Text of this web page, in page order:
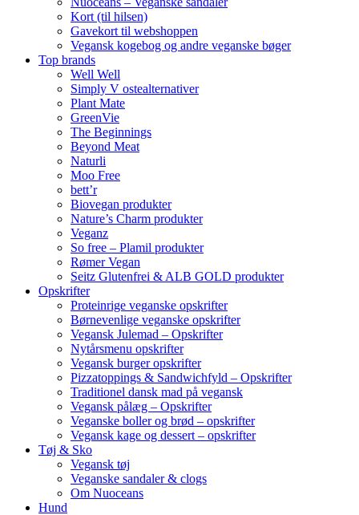
Kort (til hilsen)
Gavekort til webshoppen
Vegansk kogebog og andre veganske bøger
Top brands
Well Well
Simply V ostealternativer
Plant Mate
GreenVie
The Beginnings
Beyond Meat
Naturli
Moo Free
bett’r
Biovegan produkter
Nature’s Charm produkter
Veganz
So free – Plamil produkter
Rømer Vegan
Seitz Glutenfrei & ALB GOLD produkter
Opskrifter
Proteinrige veganske opskrifter
Børnevenlige veganske opskrifter
Vegansk Julemad – Opskrifter
Nytårsmenu opskrifter
Vegansk burger opskrifter
Pizzatoppings & Sandwichfyld – Opskrifter
Traditionel dansk mad på vegansk
Vegansk pålæg – Opskrifter
Veganske boller og brød – opskrifter
Vegansk kage og dessert – opskrifter
Tøj & Sko
Vegansk tøj
Veganske sandaler & clogs
Om Nuoceans
Hund